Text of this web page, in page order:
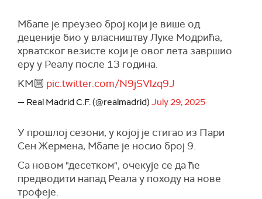
Мбапе је преузео број који је више од
деценије био у власништву Луке Модрића,
хрватског везисте који је овог лета завршио
еру у Реалу после 13 година.
KM🔟 pic.twitter.com/N9jSVlzq9J
— Real Madrid C.F. (@realmadrid) July 29, 2025
У прошлој сезони, у којој је стигао из Пари
Сен Жермена, Мбапе је носио број 9.
Са новом "десетком", очекује се да ће
предводити напад Реала у походу на нове
трофеје.